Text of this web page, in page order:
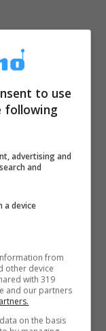
poi nella
verso
punto,
puoi
singole
introdurre
foto o
to use
following
advertising and
and
a device
from
other device
with 319
and our partners
on the basis